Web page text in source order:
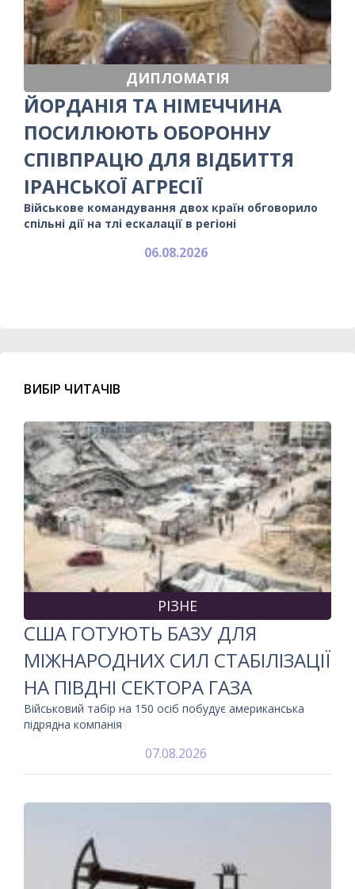
ДИПЛОМАТІЯ
ЙОРДАНІЯ ТА НІМЕЧЧИНА
ПОСИЛЮЮТЬ ОБОРОННУ
СПІВПРАЦЮ ДЛЯ ВІДБИТТЯ
ІРАНСЬКОЇ АГРЕСІЇ
Військове командування двох країн обговорило
спільні дії на тлі ескалації в регіоні
06.08.2026
ВИБІР ЧИТАЧІВ
РІЗНЕ
США ГОТУЮТЬ БАЗУ ДЛЯ
МІЖНАРОДНИХ СИЛ СТАБІЛІЗАЦІЇ
НА ПІВДНІ СЕКТОРА ГАЗА
Військовий табір на 150 осіб побудує американська
підрядна компанія
07.08.2026